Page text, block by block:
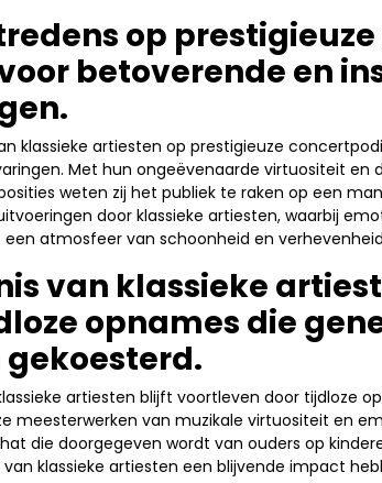
op
betoverende en
klassieke artiesten op prestigieuze
Met hun ongeëvenaarde virtuositeit en
weten zij het publiek te raken op een
door klassieke artiesten, waarbij
atmosfeer van schoonheid en
van klassieke
opnames die
artiesten blijft voortleven door tijdloze
meesterwerken van muzikale virtuositeit en
die doorgegeven wordt van ouders op
klassieke artiesten een blijvende impact